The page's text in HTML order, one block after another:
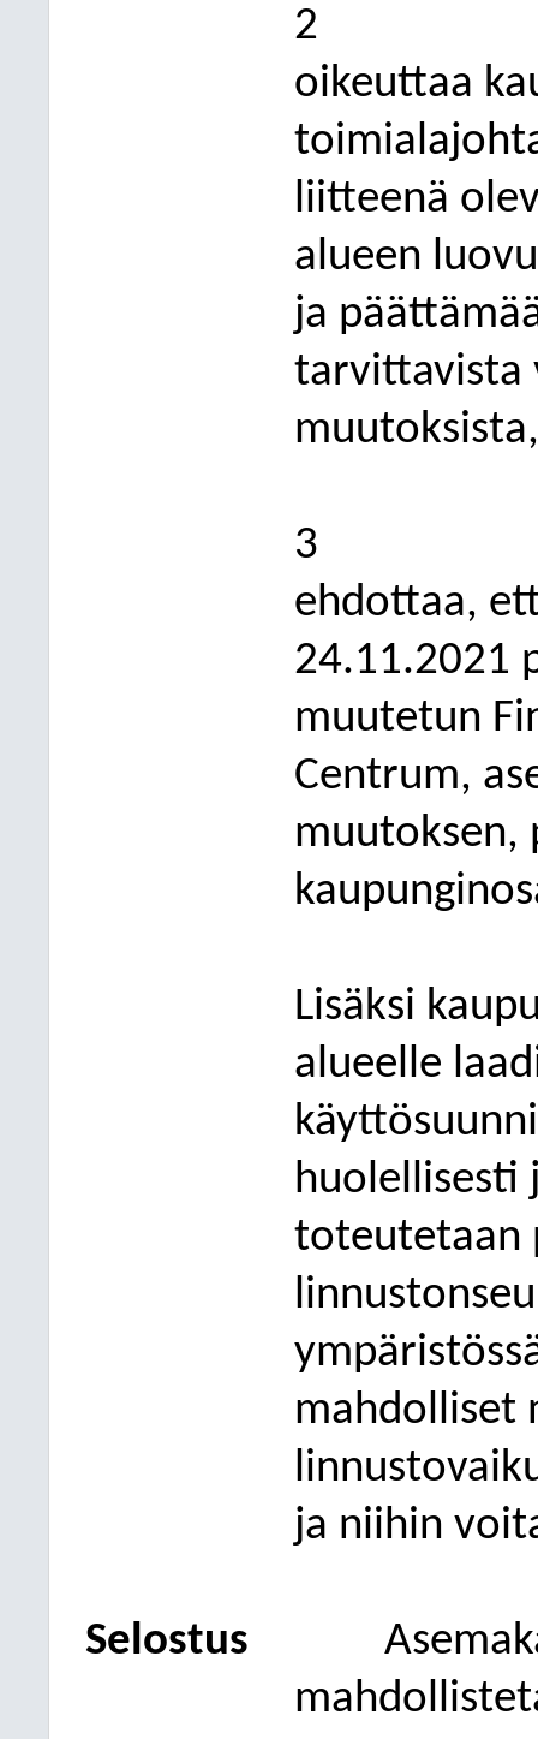
2
oikeuttaa
liitteenä
alueen
ja
tarvittavista
muutoksista,
3
ehdottaa,
24.11.2021
muutetun
Centrum,
muutoksen,
Lisäksi
alueelle
huolellisesti
toteutetaan
mahdolliset
ja niihin
Selostus